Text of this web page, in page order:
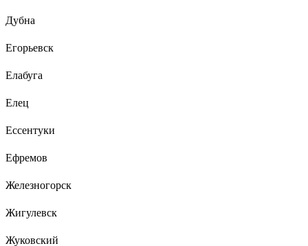
Дубна
Егорьевск
Елабуга
Елец
Ессентуки
Ефремов
Железногорск
Жигулевск
Жуковский